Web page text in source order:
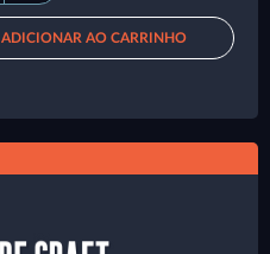
ADICIONAR AO CARRINHO